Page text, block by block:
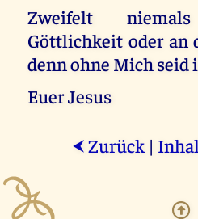
Zweifelt
Göttlichkeit oder an
denn ohne Mich seid
Euer Jesus
⮜ Zurück |